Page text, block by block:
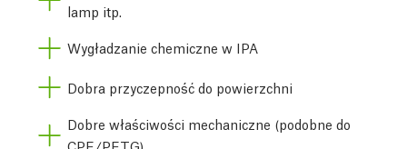
lamp itp.
Wygładzanie chemiczne w IPA
Dobra przyczepność do powierzchni
Dobre właściwości mechaniczne (podobne do